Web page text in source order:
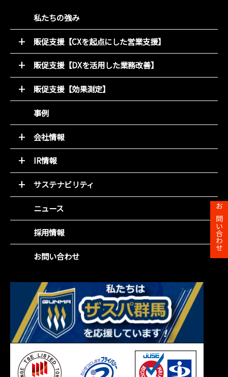
お問い合わせ
私たちの強み
販促支援【CXを起点にした営業支援】
52週マーケティング
キャンペーン支援サービス
動画コンテンツ
デジタルチラシ 買適ミッケ!
商品ブランディング
PDM（顧客データ活用）
LINE集客サービス（＋LINKS）
販促支援【DXを活用した業務改善】
オンライン販促物制作支援システム
店別販促サポート
販促支援【効果測定】
商圏ポテンシャル分析
アンケート分析
売れるデザイン研究所
事例
会社情報
トップメッセージ
基本理念
会社概要
組織図
役員紹介
沿革
事業所一覧
IR情報
トップメッセージと決算解説
経営方針
IR資料室
財務ハイライト
IRカレンダー
株主総会
株主メモ
サステナビリティ
環境(E)
社会(S)
企業統治(G)
SDGsの取組み
ニュース
採用情報
お問い合わせ